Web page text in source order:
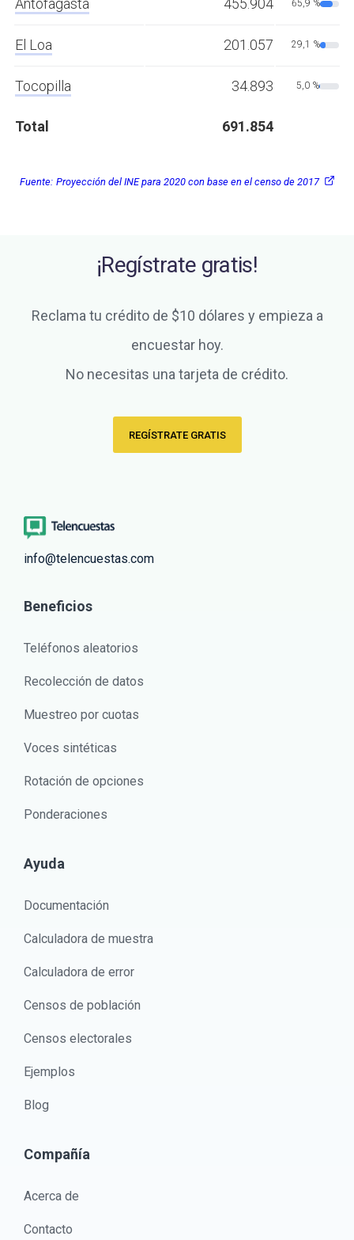
Antofagasta 455.904 65,9 %
El Loa 201.057 29,1 %
Tocopilla 34.893 5,0 %
Total 691.854
Fuente: Proyección del INE para 2020 con base en el censo de 2017
¡Regístrate gratis!
Reclama tu crédito de $10 dólares y empieza a
encuestar hoy.
No necesitas una tarjeta de crédito.
REGÍSTRATE GRATIS
info@telencuestas.com
Beneficios
Teléfonos aleatorios
Recolección de datos
Muestreo por cuotas
Voces sintéticas
Rotación de opciones
Ponderaciones
Ayuda
Documentación
Calculadora de muestra
Calculadora de error
Censos de población
Censos electorales
Ejemplos
Blog
Compañía
Acerca de
Contacto